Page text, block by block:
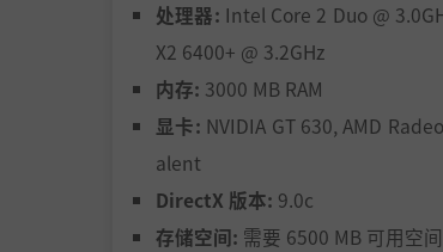
处理器: Intel Core 2 Duo @
X2 6400+ @ 3.2GHz
内存: 3000 MB RAM
显卡: NVIDIA GT 630, AMD
alent
DirectX 版本: 9.0c
存储空间: 需要 6500 MB 可用空间